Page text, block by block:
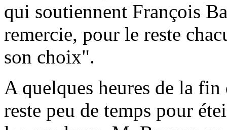
qui soutiennent François
remercie, pour le reste
son choix".
A quelques heures de la
reste peu de temps pour